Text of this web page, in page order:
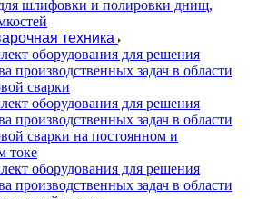
шлифовки и полировки днищ,
техника
оборудования для решения
производственных задач в области
сварки
оборудования для решения
производственных задач в области
сварки на постоянном и
токе
оборудования для решения
производственных задач в области